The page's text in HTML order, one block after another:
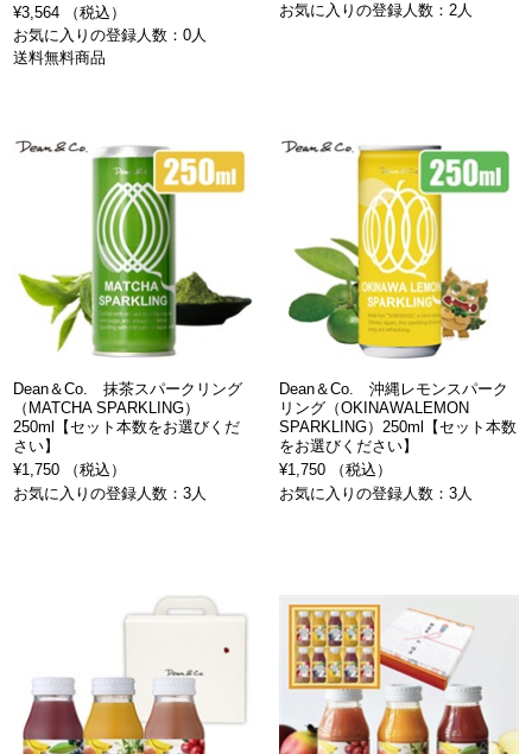
¥3,564 （税込）
お気に入りの登録人数：0人
送料無料商品
お気に入りの登録人数：2人
Dean＆Co. 抹茶スパークリング
（MATCHA SPARKLING）
250ml【セット本数をお選びくだ
さい】
¥1,750 （税込）
お気に入りの登録人数：3人
Dean＆Co. 沖縄レモンスパーク
リング（OKINAWALEMON
SPARKLING）250ml【セット本数
をお選びください】
¥1,750 （税込）
お気に入りの登録人数：3人